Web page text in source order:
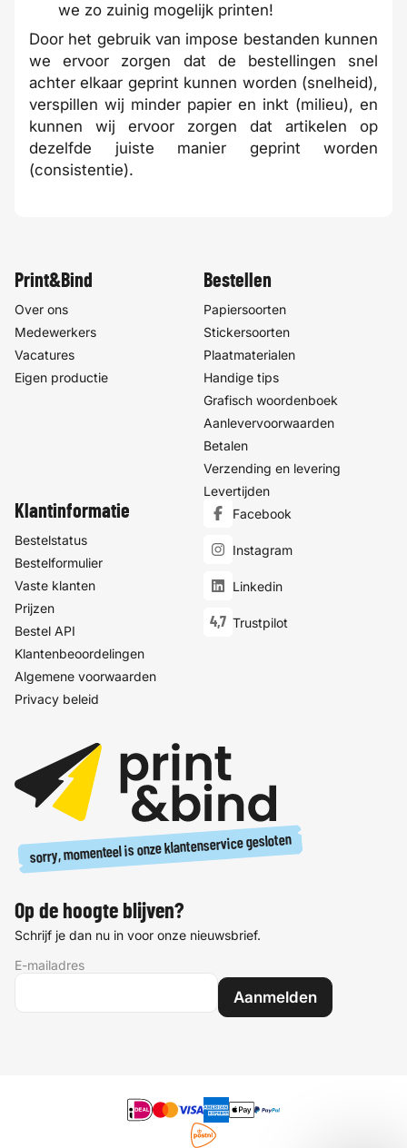
we zo zuinig mogelijk printen!
Door het gebruik van impose bestanden kunnen
we ervoor zorgen dat de bestellingen snel
achter elkaar geprint kunnen worden (snelheid),
verspillen wij minder papier en inkt (milieu), en
kunnen wij ervoor zorgen dat artikelen op
dezelfde juiste manier geprint worden
(consistentie).
Print&Bind
Over ons
Medewerkers
Vacatures
Eigen productie
Bestellen
Papiersoorten
Stickersoorten
Plaatmaterialen
Handige tips
Grafisch woordenboek
Aanlevervoorwaarden
Betalen
Verzending en levering
Levertijden
Klantinformatie
Bestelstatus
Bestelformulier
Vaste klanten
Prijzen
Bestel API
Klantenbeoordelingen
Algemene voorwaarden
Privacy beleid
Facebook
Instagram
Linkedin
4,7 Trustpilot
sorry, momenteel is onze klantenservice gesloten
Op de hoogte blijven?
Schrijf je dan nu in voor onze nieuwsbrief.
E-mailadres
Aanmelden